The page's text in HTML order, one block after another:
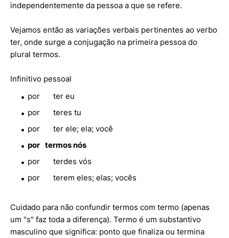
independentemente da pessoa a que se refere.
Vejamos então as variações verbais pertinentes ao verbo
ter, onde surge a conjugação na primeira pessoa do
plural termos.
Infinitivo pessoal
por
ter eu
por
teres tu
por
ter ele; ela; você
por termosnós
por
terdes vós
por
terem eles; elas; vocês
Cuidado para não confundir termos com termo (apenas
um "s" faz toda a diferença). Termo é um substantivo
masculino que significa: ponto que finaliza ou termina